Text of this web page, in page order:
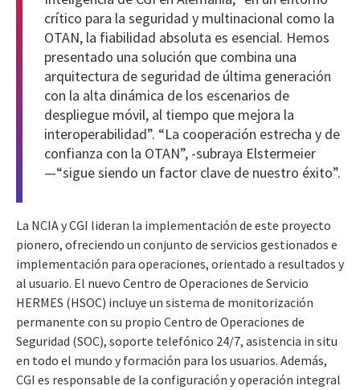
crítico para la seguridad y multinacional como la
OTAN, la fiabilidad absoluta es esencial. Hemos
presentado una solución que combina una
arquitectura de seguridad de última generación
con la alta dinámica de los escenarios de
despliegue móvil, al tiempo que mejora la
interoperabilidad”. “La cooperación estrecha y de
confianza con la OTAN”, -subraya Elstermeier
—“sigue siendo un factor clave de nuestro éxito”.
La NCIA y CGI lideran la implementación de este proyecto
pionero, ofreciendo un conjunto de servicios gestionados e
implementación para operaciones, orientado a resultados y
al usuario. El nuevo Centro de Operaciones de Servicio
HERMES (HSOC) incluye un sistema de monitorización
permanente con su propio Centro de Operaciones de
Seguridad (SOC), soporte telefónico 24/7, asistencia in situ
en todo el mundo y formación para los usuarios. Además,
CGI es responsable de la configuración y operación integral